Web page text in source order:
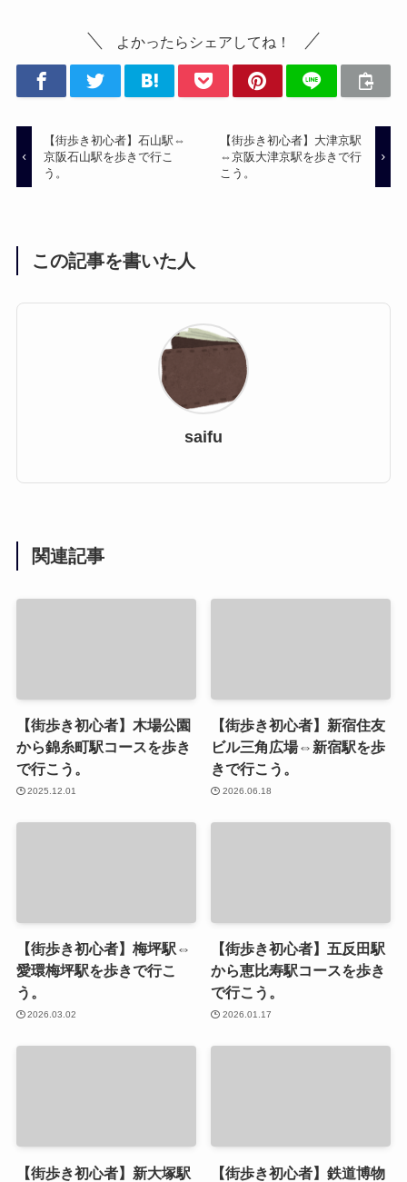
よかったらシェアしてね！
【街歩き初心者】石山駅⇔
京阪石山駅を歩きで行こ
う。
【街歩き初心者】大津京駅
⇔京阪大津京駅を歩きで行
こう。
この記事を書いた人
saifu
関連記事
【街歩き初心者】木場公園
から錦糸町駅コースを歩き
で行こう。
2025.12.01
【街歩き初心者】新宿住友
ビル三角広場⇔新宿駅を歩
きで行こう。
2026.06.18
【街歩き初心者】梅坪駅⇔
愛環梅坪駅を歩きで行こ
う。
2026.03.02
【街歩き初心者】五反田駅
から恵比寿駅コースを歩き
で行こう。
2026.01.17
【街歩き初心者】新大塚駅
【街歩き初心者】鉄道博物